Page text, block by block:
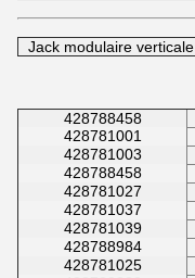
Jack modulaire verticale
428788458
428781001
428781003
428788458
428781027
428781037
428781039
428788984
428781025